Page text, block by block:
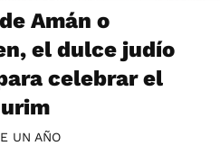
Amán o
el dulce judío
celebrar el
UN AÑO